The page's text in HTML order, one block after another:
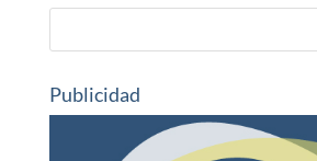
Publicidad